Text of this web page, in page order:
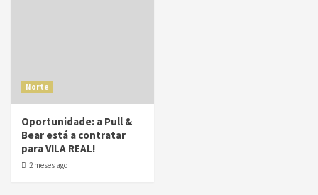
Norte
Oportunidade: a Pull &
Bear está a contratar
para VILA REAL!
2 meses ago